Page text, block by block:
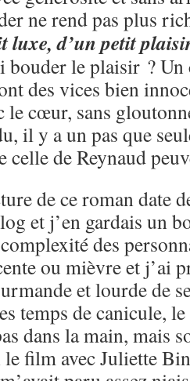
ne rend pas plus
luxe, d’un petit
le plaisir ? Un
des vices bien
le cœur, sans
il y a un pas que
celle de Reynaud
de ce roman date
et j’en gardais un
des
ou mièvre et j’ai
et lourde de
temps de canicule,
dans la main, mais
film avec Juliette